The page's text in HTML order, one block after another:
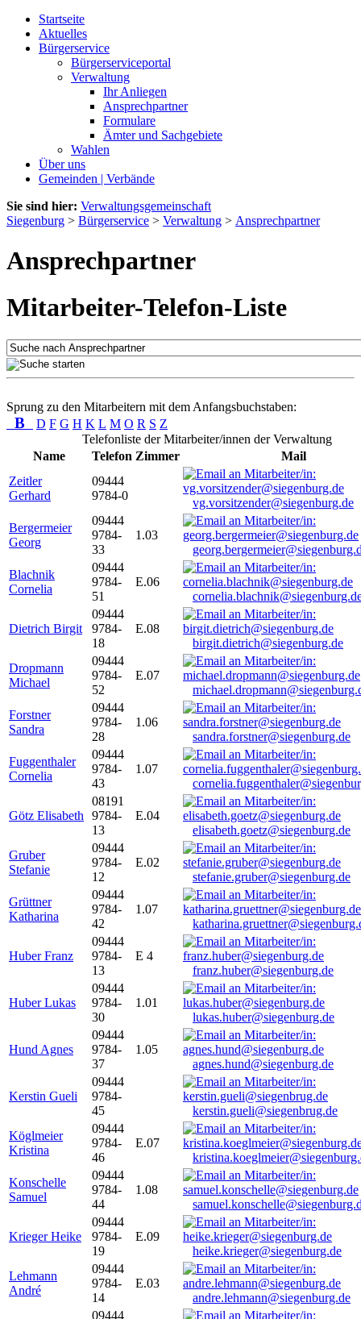
Startseite
Aktuelles
Bürgerservice
Bürgerserviceportal
Verwaltung
Ihr Anliegen
Ansprechpartner
Formulare
Ämter und Sachgebiete
Wahlen
Über uns
Gemeinden | Verbände
Sie sind hier: Verwaltungsgemeinschaft
Siegenburg > Bürgerservice > Verwaltung > Ansprechpartner
Ansprechpartner
Mitarbeiter-Telefon-Liste
Sprung zu den Mitarbeitern mit dem Anfangsbuchstaben:
B D F G H K L M O R S Z
Telefonliste der Mitarbeiter/innen der Verwaltung
Name
Telefon Zimmer
Mail
Zeitler
Gerhard
09444
9784-0
vg.vorsitzender@siegenburg.de
Bergermeier
Georg
09444
9784-
33
1.03
Blachnik
Cornelia
09444
9784-
51
E.06
Dietrich Birgit
09444
9784-
18
E.08
birgit.dietrich@siegenburg.de
Dropmann
Michael
09444
9784-
52
E.07
Forstner
Sandra
09444
9784-
28
1.06
sandra.forstner@siegenburg.de
Fuggenthaler
Cornelia
09444
9784-
43
1.07
Götz Elisabeth
08191
9784-
13
E.04
elisabeth.goetz@siegenburg.de
Gruber
Stefanie
09444
9784-
12
E.02
stefanie.gruber@siegenburg.de
Grüttner
Katharina
09444
9784-
42
1.07
Huber Franz
09444
9784-
13
E 4
franz.huber@siegenburg.de
Huber Lukas
09444
9784-
30
1.01
lukas.huber@siegenburg.de
Hund Agnes
09444
9784-
37
1.05
agnes.hund@siegenburg.de
Kerstin Gueli
09444
9784-
45
kerstin.gueli@siegenbrug.de
Köglmeier
Kristina
09444
9784-
46
E.07
Konschelle
Samuel
09444
9784-
44
1.08
Krieger Heike
09444
9784-
19
E.09
heike.krieger@siegenburg.de
Lehmann
André
09444
9784-
14
E.03
andre.lehmann@siegenburg.de
09444